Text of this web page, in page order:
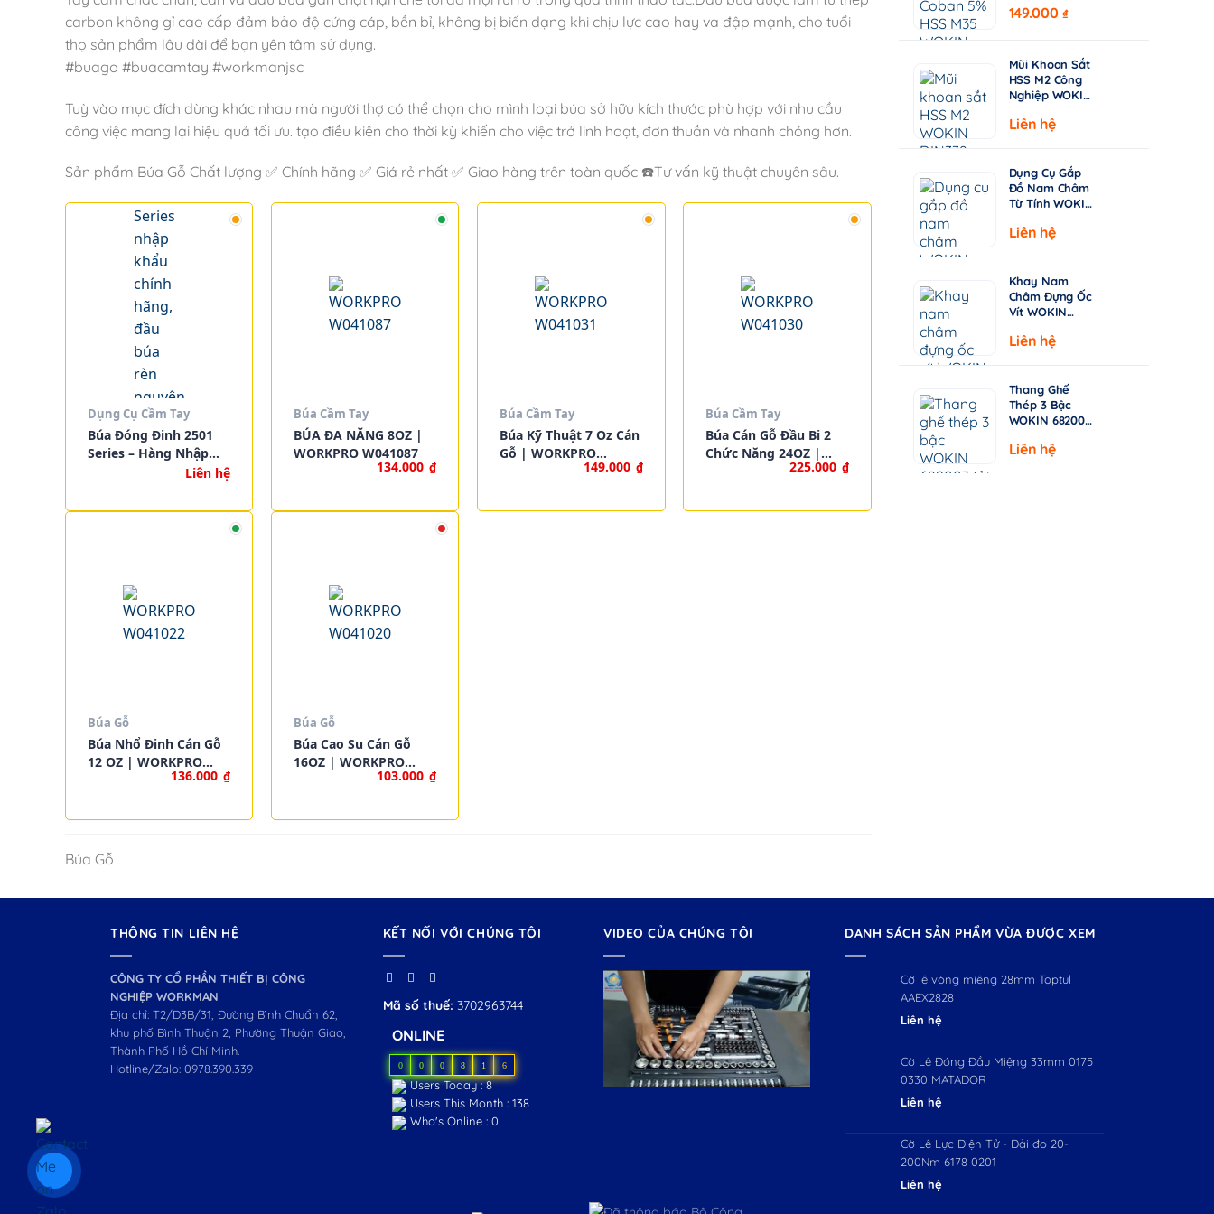
carbon không gỉ cao cấp đảm bảo độ cứng cáp, bền bỉ, không bị biến dạng khi chịu lực cao hay va đập mạnh, cho tuổi
thọ sản phẩm lâu dài để bạn yên tâm sử dụng.
#buago #buacamtay #workmanjsc
Tuỳ vào mục đích dùng khác nhau mà người thợ có thể chọn cho mình loại búa sở hữu kích thước phù hợp với nhu cầu
công việc mang lại hiệu quả tối ưu. tạo điều kiện cho thời kỳ khiến cho việc trở linh hoạt, đơn thuần và nhanh chóng hơn.
Sản phẩm Búa Gỗ Chất lượng ✅ Chính hãng ✅ Giá rẻ nhất ✅ Giao hàng trên toàn quốc ☎️Tư vấn kỹ thuật chuyên sâu.
Dụng Cụ Cầm Tay
Búa Đóng Đinh 2501
Series – Hàng Nhập
Khẩu Chính Hãng, Siêu
Liên hệ
Búa Cầm Tay
BÚA ĐA NĂNG 8OZ |
WORKPRO W041087
134.000 ₫
Búa Cầm Tay
Búa Kỹ Thuật 7 Oz Cán
Gỗ | WORKPRO
149.000 ₫
Búa Cầm Tay
Búa Cán Gỗ Đầu Bi 2
Chức Năng 24OZ |
WORKPRO W041030
225.000 ₫
Búa Gỗ
Búa Nhổ Đinh Cán Gỗ
12 OZ | WORKPRO
136.000 ₫
Búa Gỗ
Búa Cao Su Cán Gỗ
16OZ | WORKPRO
103.000 ₫
Búa Gỗ
| DIN338
Cứng
– 149.000 ₫
giá:
đến
149.000 ₫
Mũi Khoan Sắt
HSS M2 Công
Nghiệp WOKIN
| Tiêu Chuẩn
Liên hệ
Dụng Cụ Gắp
Đồ Nam Châm
Từ Tính WOKIN
Rút Dài 130-
Liên hệ
Khay Nam
Châm Đựng Ốc
Vít WOKIN
Đường Kính
Liên hệ
Thang Ghế
Thép 3 Bậc
WOKIN 682003
150kg
Liên hệ
THÔNG TIN LIÊN HỆ
CÔNG TY CỔ PHẦN THIẾT BỊ CÔNG
NGHIỆP WORKMAN
Địa chỉ: T2/D3B/31, Đường Bình Chuẩn 62,
khu phố Bình Thuận 2, Phường Thuận Giao,
Thành Phố Hồ Chí Minh.
Hotline/Zalo: 0978.390.339
KẾT NỐI VỚI CHÚNG TÔI
Mã số thuế: 3702963744
ONLINE
0 0 0 8 1 6
Users Today : 8
Users This Month : 138
Who's Online : 0
VIDEO CỦA CHÚNG TÔI DANH SÁCH SẢN PHẨM VỪA ĐƯỢC XEM
Cờ lê vòng miệng 28mm Toptul
AAEX2828
Liên hệ
Cờ Lê Đóng Đầu Miệng 33mm 0175
0330 MATADOR
Liên hệ
Cờ Lê Lực Điện Tử - Dải đo 20-
200Nm 6178 0201
Liên hệ